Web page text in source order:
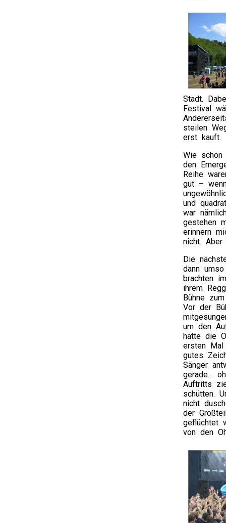
Stadt.
Festival
steilen
erst kauft.
Wie schon
den
Reihe
gut –
und
war
gestehen
erinnern
nicht.
Die
dann
brachten
ihrem
Bühne
Vor der
um den
hatte die
ersten
gutes
Sänger
gerade…
Auftritts
schütten.
nicht
der
geflüchtet
von den